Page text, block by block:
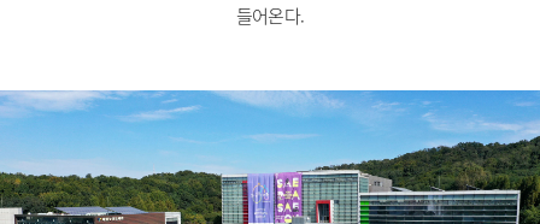
들어온다.